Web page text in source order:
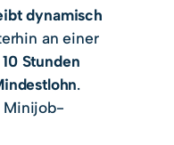
dynamisch
an einer
10 Stunden
.
Minijob-